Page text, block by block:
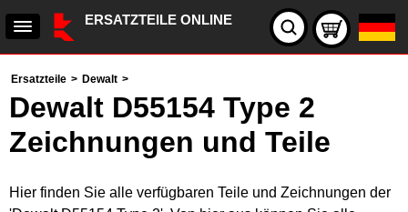
ERSATZTEILE ONLINE
Ersatzteile > Dewalt >
Dewalt D55154 Type 2
Zeichnungen und Teile
Hier finden Sie alle verfügbaren Teile und Zeichnungen der